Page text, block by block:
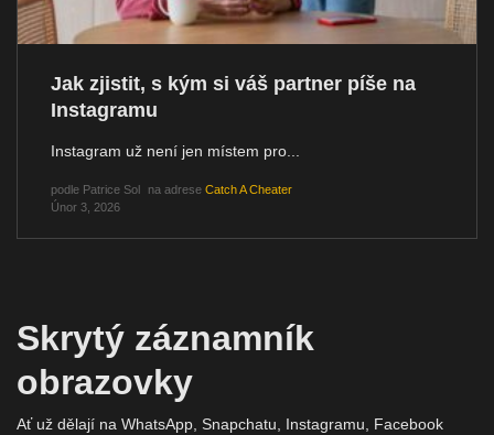
Jak zjistit, s kým si váš partner píše na
Instagramu
Instagram už není jen místem pro...
podle Patrice Sol na adrese Catch A Cheater
Únor 3, 2026
Skrytý záznamník
obrazovky
Ať už dělají na WhatsApp, Snapchatu, Instagramu, Facebook